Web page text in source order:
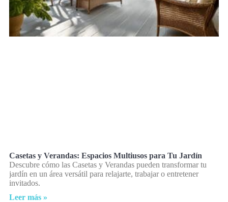
Casetas y Verandas: Espacios Multiusos para Tu Jardín
Descubre cómo las Casetas y Verandas pueden transformar tu
jardín en un área versátil para relajarte, trabajar o entretener
invitados.
Leer más »